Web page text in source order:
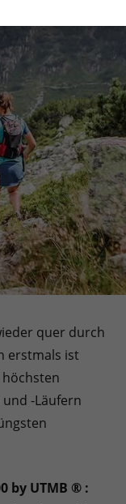
quer durch
erstmals ist
-Läufern
by UTMB ® :